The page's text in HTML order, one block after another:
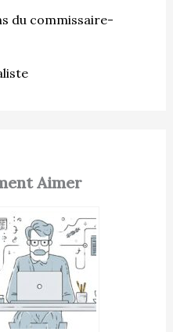
du commissaire-
Aimer